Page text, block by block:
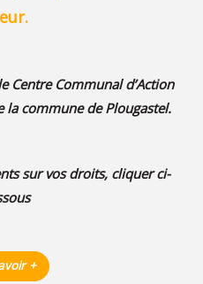
Centre Communal d’Action
la commune de Plougastel.
sur vos droits, cliquer ci-
+